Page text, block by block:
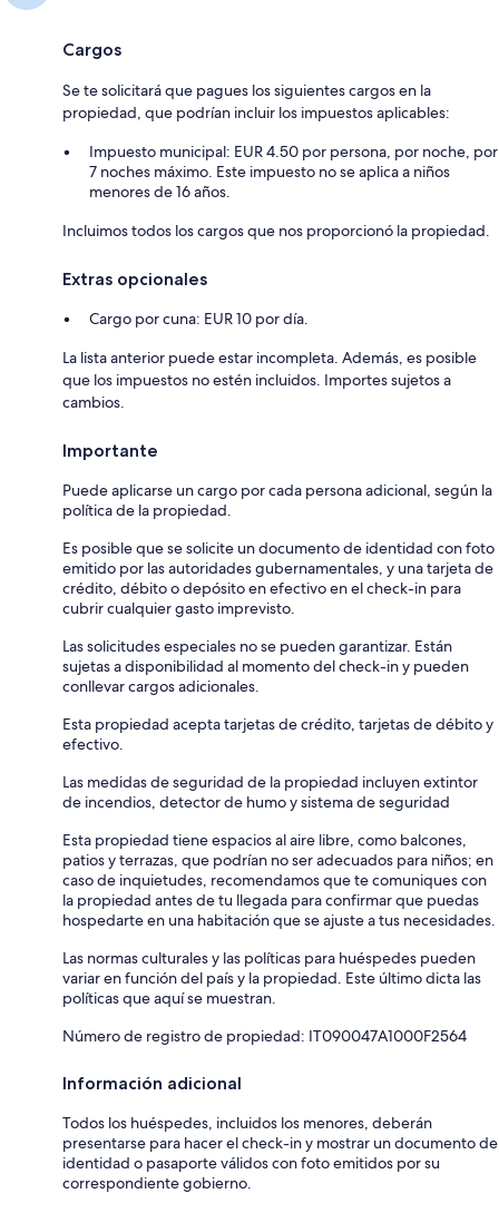
Cargos
Se te solicitará que pagues los siguientes cargos en la
propiedad, que podrían incluir los impuestos aplicables:
Impuesto municipal: EUR 4.50 por persona, por noche, por
7 noches máximo. Este impuesto no se aplica a niños
menores de 16 años.
Incluimos todos los cargos que nos proporcionó la propiedad.
Extras opcionales
Cargo por cuna: EUR 10 por día.
La lista anterior puede estar incompleta. Además, es posible
que los impuestos no estén incluidos. Importes sujetos a
cambios.
Importante
Puede aplicarse un cargo por cada persona adicional, según la
política de la propiedad.
Es posible que se solicite un documento de identidad con foto
emitido por las autoridades gubernamentales, y una tarjeta de
crédito, débito o depósito en efectivo en el check-in para
cubrir cualquier gasto imprevisto.
Las solicitudes especiales no se pueden garantizar. Están
sujetas a disponibilidad al momento del check-in y pueden
conllevar cargos adicionales.
Esta propiedad acepta tarjetas de crédito, tarjetas de débito y
efectivo.
Las medidas de seguridad de la propiedad incluyen extintor
de incendios, detector de humo y sistema de seguridad
Esta propiedad tiene espacios al aire libre, como balcones,
patios y terrazas, que podrían no ser adecuados para niños; en
caso de inquietudes, recomendamos que te comuniques con
la propiedad antes de tu llegada para confirmar que puedas
hospedarte en una habitación que se ajuste a tus necesidades.
Las normas culturales y las políticas para huéspedes pueden
variar en función del país y la propiedad. Este último dicta las
políticas que aquí se muestran.
Número de registro de propiedad: IT090047A1000F2564
Información adicional
Todos los huéspedes, incluidos los menores, deberán
presentarse para hacer el check-in y mostrar un documento de
identidad o pasaporte válidos con foto emitidos por su
correspondiente gobierno.